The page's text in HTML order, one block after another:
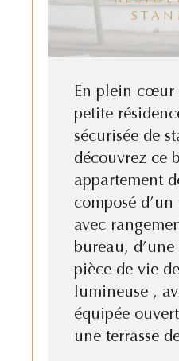
En plein cœur
petite
sécurisée de
découvrez ce
appartement
composé
avec
bureau,
pièce de vie
lumineuse ,
équipée
une terrasse